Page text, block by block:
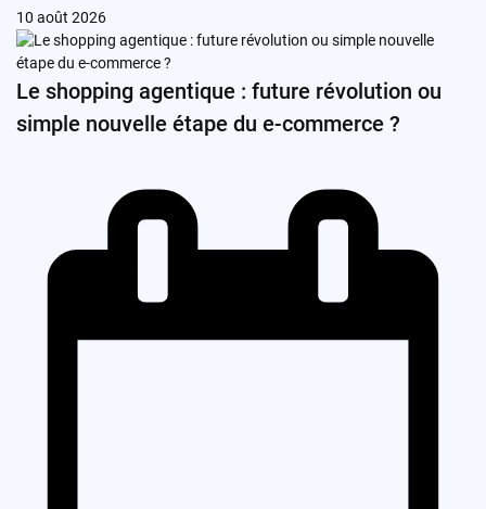
10 août 2026
Le shopping agentique : future révolution ou
simple nouvelle étape du e-commerce ?